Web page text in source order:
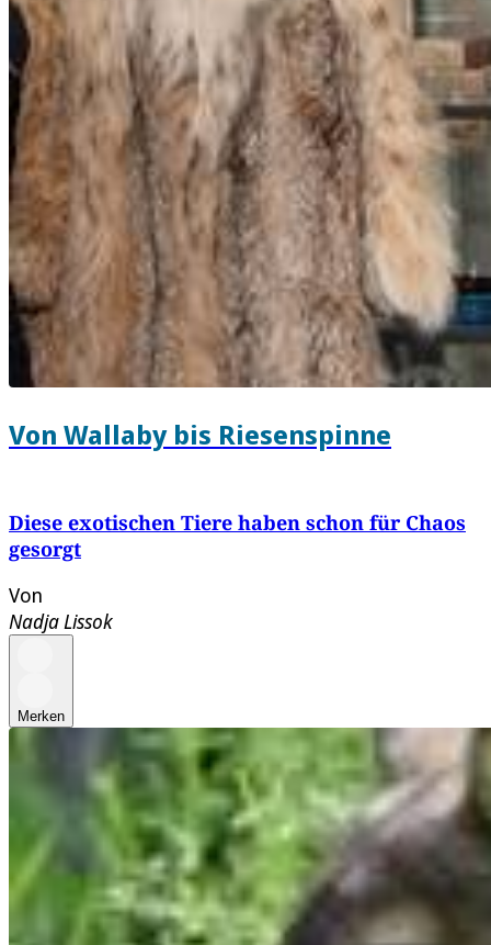
Von Wallaby bis Riesenspinne
Diese exotischen Tiere haben schon für Chaos
gesorgt
Von
Nadja Lissok
Merken